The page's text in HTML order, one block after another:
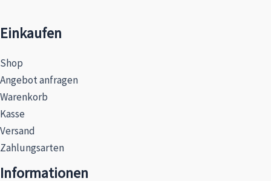
Einkaufen
Shop
Angebot anfragen
Warenkorb
Kasse
Versand
Zahlungsarten
Informationen